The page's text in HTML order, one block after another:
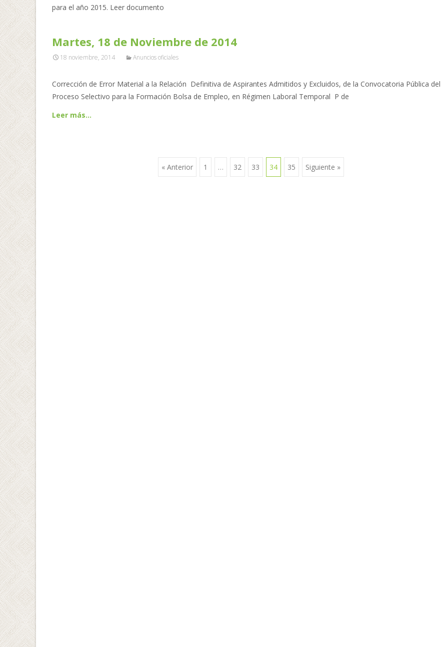
para el año 2015. Leer documento
Martes, 18 de Noviembre de 2014
18 noviembre, 2014 Anuncios oficiales
Corrección de Error Material a la Relación Definitiva de Aspirantes Admitidos y Excluidos, de la Convocatoria Pública del
Proceso Selectivo para la Formación Bolsa de Empleo, en Régimen Laboral Temporal P de
Leer más…
« Anterior 1 … 32 33 34 35 Siguiente »